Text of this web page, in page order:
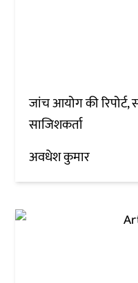
जांच आयोग की
साजिशकर्ता
अवधेश कुमार